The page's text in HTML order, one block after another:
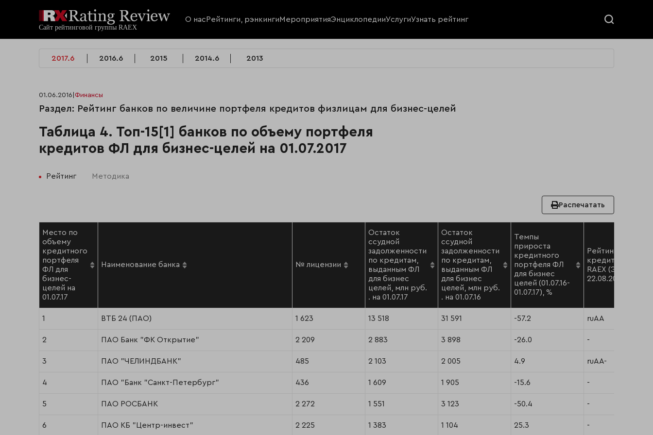
О нас Рейтинги, рэнкингиМероприятияЭнциклопедииУслугиУзнать рейтинг
2017.6 2016.6 2015 2014.6 2013
01.06.2016 Финансы
Раздел: Рейтинг банков по величине портфеля кредитов физлицам для бизнес-целей
Таблица 4. Топ-15[1] банков по объему портфеля
кредитов ФЛ для бизнес-целей на 01.07.2017
Рейтинг Методика
Распечатать
Место по
объему
кредитного
портфеля
ФЛ для
бизнес-
целей на
01.07.17
Наименование банка № лицензии
Остаток
ссудной
задолженности
по кредитам,
выданным ФЛ
для бизнес
целей, млн руб.
. на 01.07.17
Остаток
ссудной
задолженности
по кредитам,
выданным ФЛ
для бизнес
целей, млн руб.
. на 01.07.16
Темпы
прироста
кредитного
портфеля ФЛ
для бизнес
целей (01.07.16-
01.07.17), %
Рейтинг
RAEX (Эксперт
22.08.2017
1 ВТБ 24 (ПАО) 1 623 13 518 31 591 -57.2 ruAA
2 ПАО Банк "ФК Открытие" 2 209 2 883 3 898 -26.0 -
3 ПАО "ЧЕЛИНДБАНК" 485 2 103 2 005 4.9 ruAA-
4 ПАО "Банк "Санкт-Петербург" 436 1 609 1 905 -15.6 -
5 ПАО РОСБАНК 2 272 1 551 3 123 -50.4 -
6 ПАО КБ "Центр-инвест" 2 225 1 383 1 104 25.3 -